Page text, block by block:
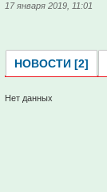
17 января 2019, 11:01
НОВОСТИ [2]
Нет данных